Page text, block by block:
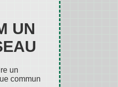
UN
un
commun